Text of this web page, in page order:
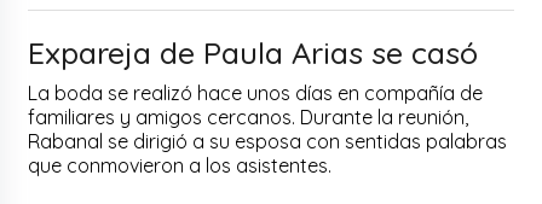
Expareja de Paula Arias se casó
La boda se realizó hace unos días en compañía de
familiares y amigos cercanos. Durante la reunión,
Rabanal se dirigió a su esposa con sentidas palabras
que conmovieron a los asistentes.